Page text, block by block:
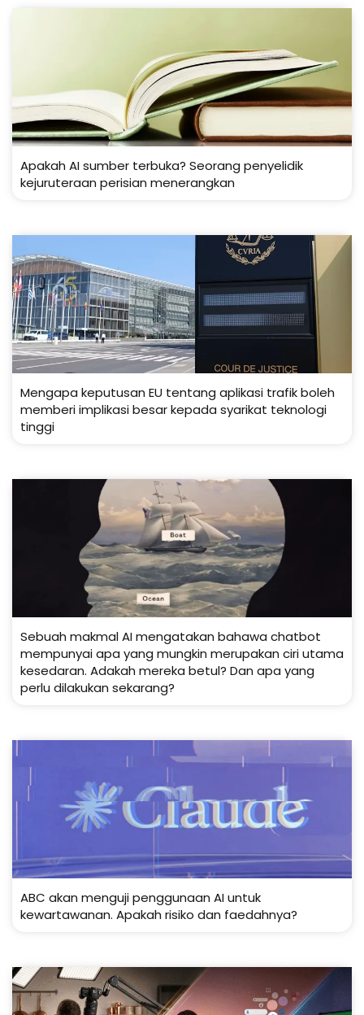
Apakah AI sumber terbuka? Seorang penyelidik
kejuruteraan perisian menerangkan
Mengapa keputusan EU tentang aplikasi trafik boleh
memberi implikasi besar kepada syarikat teknologi
tinggi
Sebuah makmal AI mengatakan bahawa chatbot
mempunyai apa yang mungkin merupakan ciri utama
kesedaran. Adakah mereka betul? Dan apa yang
perlu dilakukan sekarang?
ABC akan menguji penggunaan AI untuk
kewartawanan. Apakah risiko dan faedahnya?